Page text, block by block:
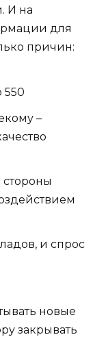
И на
для
причин:
550
–
и спрос
новые
закрывать